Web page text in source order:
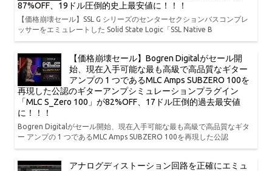
87%OFF、19ドル圧倒的史上最安値に！！！
【価格崩壊セール】SSL G シリーズのセンターセクションバスコンプレ
ッサーをエミュレートした Solid State Logic「SSL Native B
【価格崩壊セール】Bogren Digitalがセール開
始、現在入手可能な最も高級で高品質なギター
アンプの 1 つであるMLC Amps SUBZERO 100を
再現した公認のギターアンプシミュレーションプラグイン
「MLC S_Zero 100」が82%OFF、17ドル圧倒的過去最安値
に！！！
Bogren Digitalがセール開始、現在入手可能な最も高級で高品質なギタ
ー アンプの 1 つであるMLC Amps SUBZERO 100を再現した公認
アナログディストーション回路を正確にエミュ